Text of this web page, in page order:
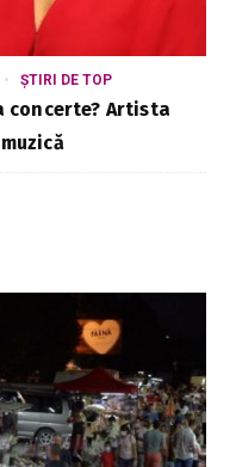
ȘTIRI DE TOP
concerte? Artista